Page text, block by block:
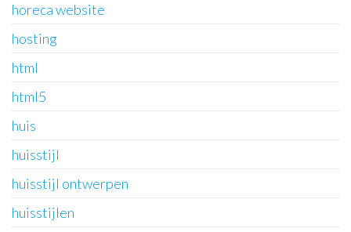
horeca website
hosting
html
html5
huis
huisstijl
huisstijl ontwerpen
huisstijlen